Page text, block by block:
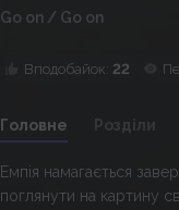
Go on / Go on
Вподобайок: 22
Головне Розділи
Емпія намагається
поглянути на картину